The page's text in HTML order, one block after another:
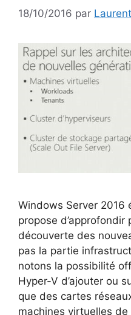
18/10/2016 par
Windows Server 2016
propose d’approfondir
découverte des
pas la partie
notons la possibilité
Hyper-V d’ajouter ou
que des cartes
machines virtuelles